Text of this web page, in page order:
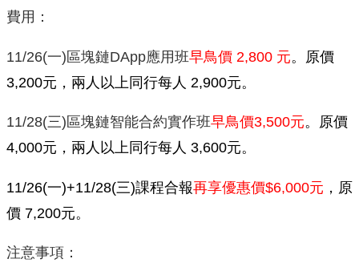
費用：
11/26(一)區塊鏈DApp應用班早鳥價 2,800 元。原價
3,200元，兩人以上同行每人 2,900元。
11/28(三)區塊鏈智能合約實作班早鳥價3,500元。原價
4,000元，兩人以上同行每人 3,600元。
11/26(一)+11/28(三)課程合報再享優惠價$6,000元 ，原
價 7,200元。
注意事項：